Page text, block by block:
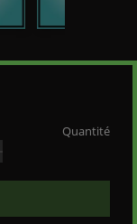
Quantité